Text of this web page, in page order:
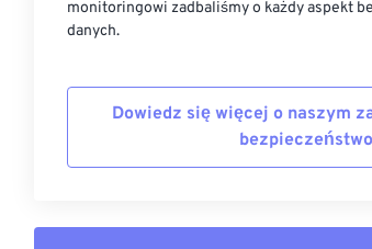
monitoringowi zadbaliśmy o każdy aspekt
danych.
Dowiedz się więcej o naszym
bezpieczeństwo